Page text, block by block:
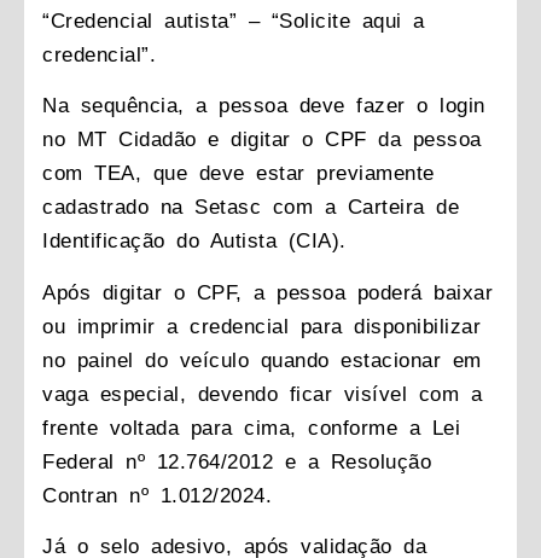
“Credencial autista” – “Solicite aqui a
credencial”.
Na sequência, a pessoa deve fazer o login
no MT Cidadão e digitar o CPF da pessoa
com TEA, que deve estar previamente
cadastrado na Setasc com a Carteira de
Identificação do Autista (CIA).
Após digitar o CPF, a pessoa poderá baixar
ou imprimir a credencial para disponibilizar
no painel do veículo quando estacionar em
vaga especial, devendo ficar visível com a
frente voltada para cima, conforme a Lei
Federal nº 12.764/2012 e a Resolução
Contran nº 1.012/2024.
Já o selo adesivo, após validação da